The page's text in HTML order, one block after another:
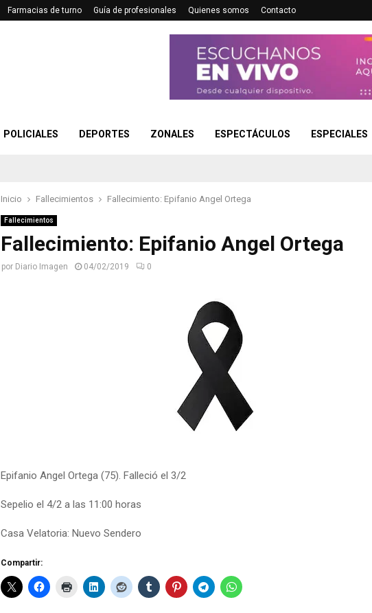
Farmacias de turno Guía de profesionales Quienes somos Contacto
POLICIALES DEPORTES ZONALES ESPECTÁCULOS ESPECIALES
Inicio Fallecimientos Fallecimiento: Epifanio Angel Ortega
Fallecimientos
Fallecimiento: Epifanio Angel Ortega
por Diario Imagen 04/02/2019 0
Epifanio Angel Ortega (75). Falleció el 3/2
Sepelio el 4/2 a las 11:00 horas
Casa Velatoria: Nuevo Sendero
Compartir: